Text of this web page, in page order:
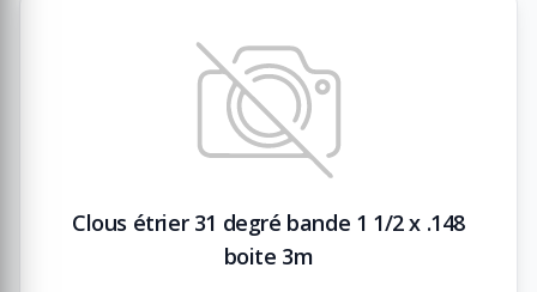
Clous étrier 31 degré bande 1 1/2 x .148
boite 3m